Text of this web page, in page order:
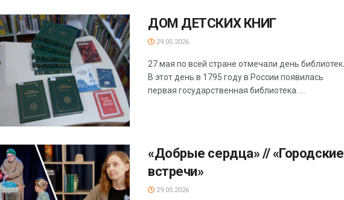
ДОМ ДЕТСКИХ КНИГ
29.05.2026
27 мая по всей стране отмечали день библиотек.
В этот день в 1795 году в России появилась
первая государственная библиотека. ...
«Добрые сердца» // «Городские
встречи»
29.05.2026